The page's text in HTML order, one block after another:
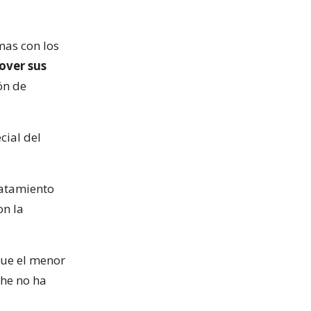
con los
sus
de
del
la
el menor
no ha